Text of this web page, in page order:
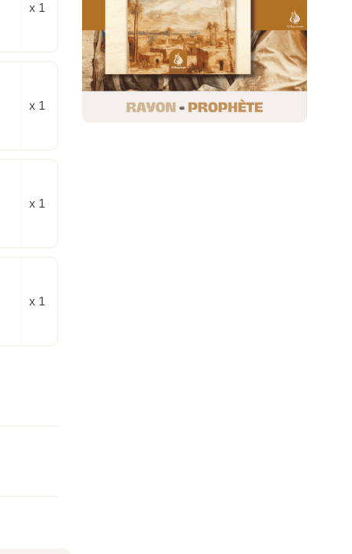
x 1
x 1
x 1
x 1